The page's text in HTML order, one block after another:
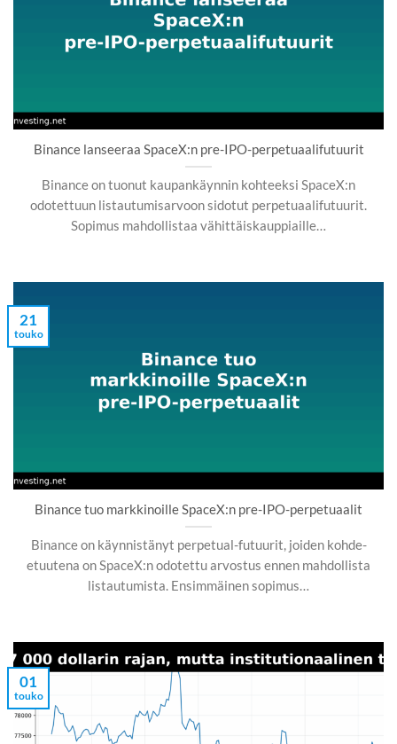
Binance lanseeraa SpaceX:n pre-IPO-perpetuaalifutuurit
Binance on tuonut kaupankäynnin kohteeksi SpaceX:n
odotettuun listautumisarvoon sidotut perpetuaalifutuurit.
Sopimus mahdollistaa vähittäiskauppiaille…
Binance tuo markkinoille SpaceX:n pre-IPO-perpetuaalit
Binance on käynnistänyt perpetual-futuurit, joiden kohde-
etuutena on SpaceX:n odotettu arvostus ennen mahdollista
listautumista. Ensimmäinen sopimus…
21
touko
01
touko